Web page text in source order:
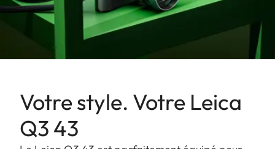
Votre style. Votre Leica
Q3 43